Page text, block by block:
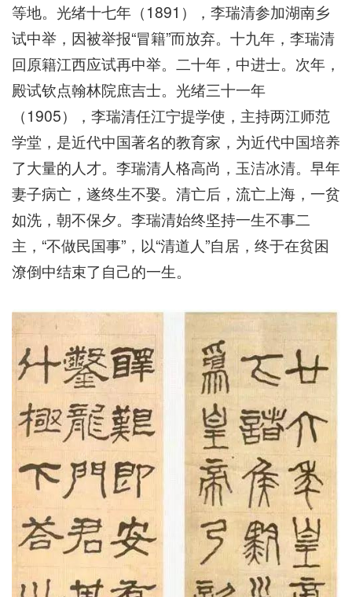
等地。光绪十七年（1891），李瑞清参加湖南乡
试中举，因被举报“冒籍”而放弃。十九年，李瑞清
回原籍江西应试再中举。二十年，中进士。次年，
殿试钦点翰林院庶吉士。光绪三十一年
（1905），李瑞清任江宁提学使，主持两江师范
学堂，是近代中国著名的教育家，为近代中国培养
了大量的人才。李瑞清人格高尚，玉洁冰清。早年
妻子病亡，遂终生不娶。清亡后，流亡上海，一贫
如洗，朝不保夕。李瑞清始终坚持一生不事二
主，“不做民国事”，以“清道人”自居，终于在贫困
潦倒中结束了自己的一生。